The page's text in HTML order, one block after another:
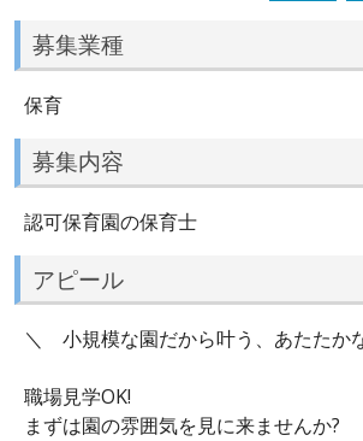
募集業種
保育
募集内容
認可保育園の保育士
アピール
＼ 小規模な園だから叶う、あたた
職場見学OK!
まずは園の雰囲気を見に来ませんか?